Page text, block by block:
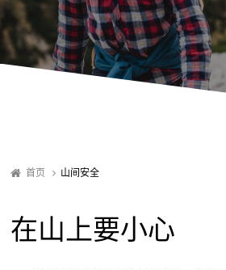
首页 山间安全
在山上要小心